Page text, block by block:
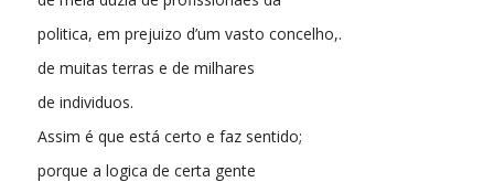
politica, em prejuizo d’um vasto concelho,.
de muitas terras e de milhares
de individuos.
Assim é que está certo e faz sentido;
porque a logica de certa gente